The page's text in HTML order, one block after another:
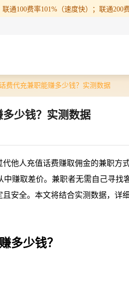
通100费率101%（速度快）；联通200
费代充兼职能赚多少钱？实测数据
少钱？实测数据
他人充值话费赚取佣金的兼职方
中赚取差价。兼职者无需自己寻
且安全。本文将结合实测数据，
多少钱？